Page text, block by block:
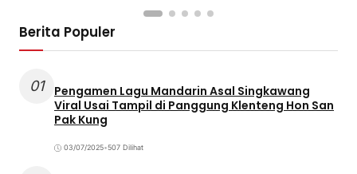
Berita Populer
01
Pengamen Lagu Mandarin Asal Singkawang
Viral Usai Tampil di Panggung Klenteng Hon San
Pak Kung
03/07/2025•507 Dilihat